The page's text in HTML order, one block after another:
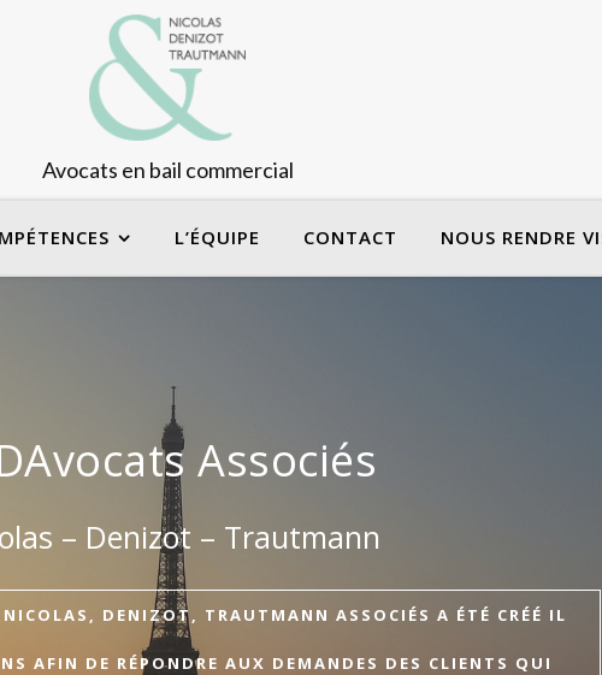
Avocats en bail commercial
L’ÉQUIPE CONTACT NOUS RENDRE
Associés
– Denizot – Trautmann
DENIZOT, TRAUTMANN ASSOCIÉS A ÉTÉ CRÉÉ IL
AFIN DE RÉPONDRE AUX DEMANDES DES CLIENTS QUI